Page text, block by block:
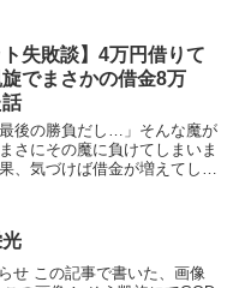
ト失敗談】4万円借りて
でまさかの借金8万
後の勝負だし…」そんな魔が
さにその魔に負けてしまいま
、気づけば借金が増えてしま
せ この記事で書いた、画像